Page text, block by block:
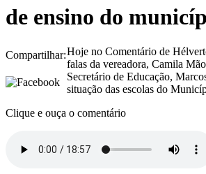
de ensino do
Compartilhar:Hoje no Comentário de
falas da vereadora, Camila
Secretário de Educação,
situação das escolas do
Clique e ouça o comentário